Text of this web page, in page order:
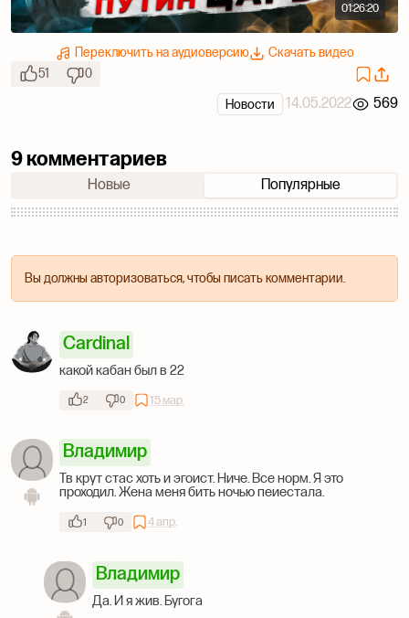
01:26:20
Переключить на аудиоверсию
Скачать видео
51
0
14.05.2022 569
Новости
9 комментариев
Новые Популярные
Вы должны авторизоваться, чтобы писать комментарии.
Cardinal
какой кабан был в 22
2 0 15 мар.
Владимир
Тв крут стас хоть и эгоист. Ниче. Все норм. Я это
проходил. Жена меня бить ночью пеиестала.
1 0 4 апр.
Владимир
Да. И я жив. Бугога